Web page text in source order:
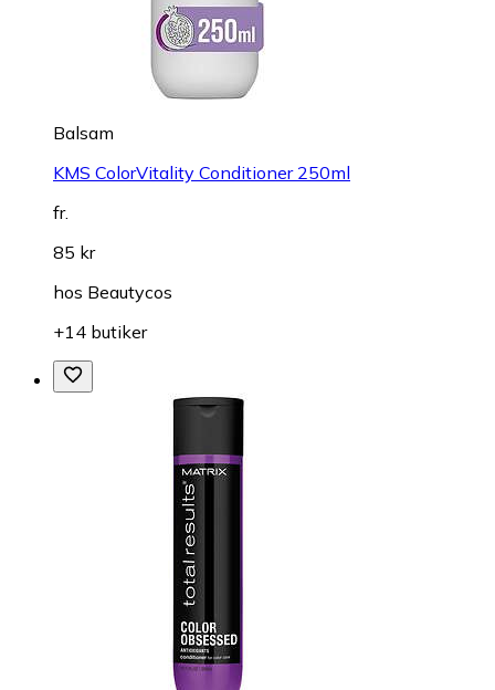
Balsam
KMS ColorVitality Conditioner 250ml
fr.
85 kr
hos Beautycos
+14 butiker